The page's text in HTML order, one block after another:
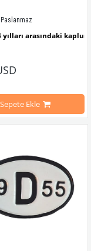
yılları arasındaki
2 adet ayak ve 1 adet
malzemeden
Sepete Ekle